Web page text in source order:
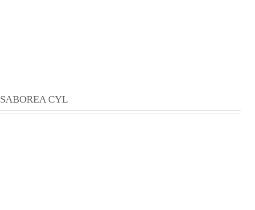
SABOREA CYL